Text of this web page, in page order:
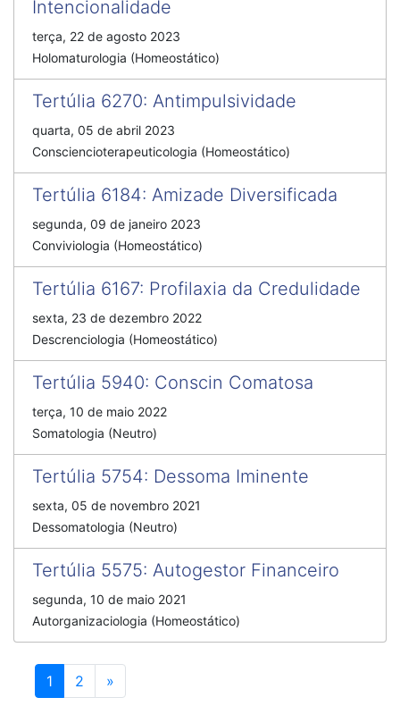
Intencionalidade
terça, 22 de agosto 2023
Holomaturologia (Homeostático)
Tertúlia 6270: Antimpulsividade
quarta, 05 de abril 2023
Consciencioterapeuticologia (Homeostático)
Tertúlia 6184: Amizade Diversificada
segunda, 09 de janeiro 2023
Conviviologia (Homeostático)
Tertúlia 6167: Profilaxia da Credulidade
sexta, 23 de dezembro 2022
Descrenciologia (Homeostático)
Tertúlia 5940: Conscin Comatosa
terça, 10 de maio 2022
Somatologia (Neutro)
Tertúlia 5754: Dessoma Iminente
sexta, 05 de novembro 2021
Dessomatologia (Neutro)
Tertúlia 5575: Autogestor Financeiro
segunda, 10 de maio 2021
Autorganizaciologia (Homeostático)
1 2 »